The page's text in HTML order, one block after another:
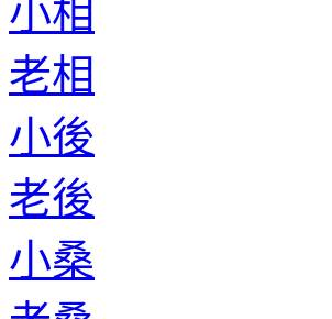
小相
老相
小後
老後
小桑